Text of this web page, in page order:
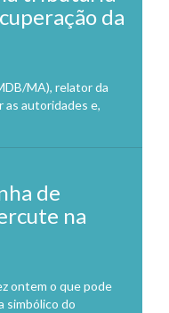
da
MA), relator da
as autoridades e,
de
na
ontem o que pode
simbólico do